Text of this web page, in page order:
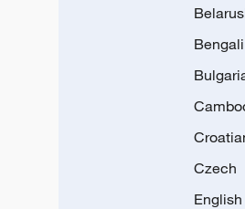
Bengali
Czech
English